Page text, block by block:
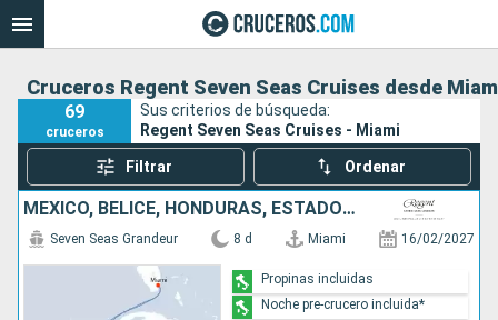
Cruceros Regent Seven Seas Cruises desde
69
cruceros
Sus criterios de búsqueda:
Regent Seven Seas Cruises - Miami
Filtrar Ordenar
MÉXICO, BELICE, HONDURAS, ESTADOS UNIDOS
Seven Seas Grandeur 8 d Miami 16/02/2027
Propinas incluidas
Noche pre-crucero incluida*